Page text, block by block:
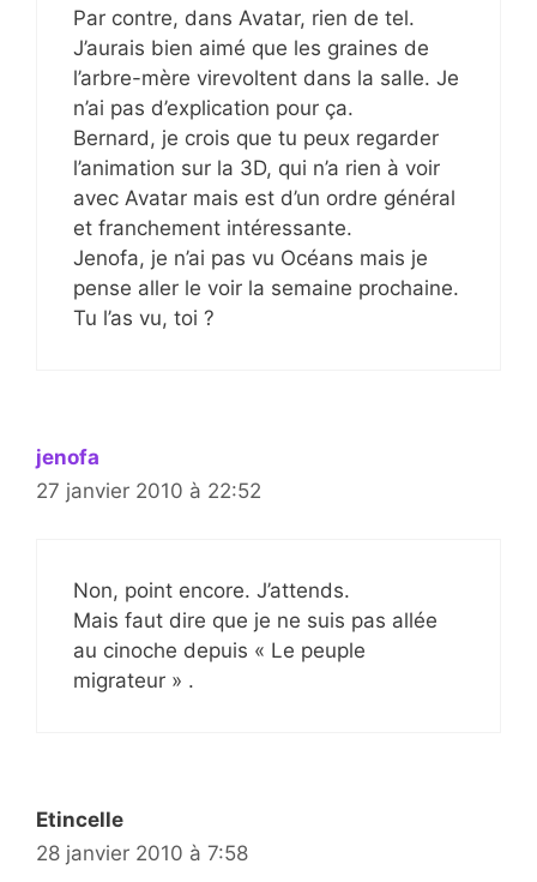
Par contre, dans Avatar, rien de tel.
J’aurais bien aimé que les graines de
l’arbre-mère virevoltent dans la salle. Je
n’ai pas d’explication pour ça.
Bernard, je crois que tu peux regarder
l’animation sur la 3D, qui n’a rien à voir
avec Avatar mais est d’un ordre général
et franchement intéressante.
Jenofa, je n’ai pas vu Océans mais je
pense aller le voir la semaine prochaine.
Tu l’as vu, toi ?
jenofa
27 janvier 2010 à 22:52
Non, point encore. J’attends.
Mais faut dire que je ne suis pas allée
au cinoche depuis « Le peuple
migrateur » .
Etincelle
28 janvier 2010 à 7:58